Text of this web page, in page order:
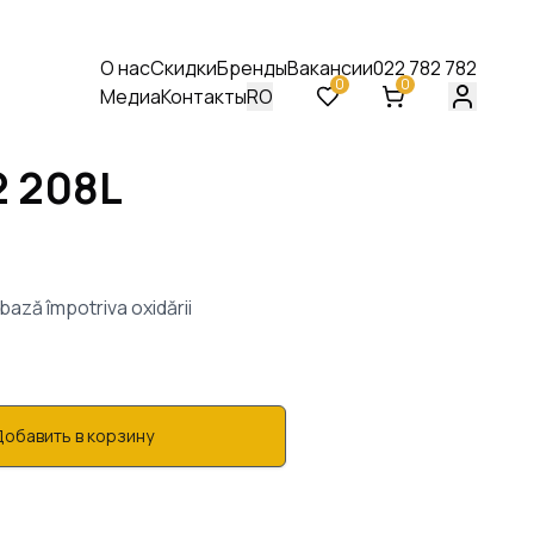
Масла для коммерческого
транспорта
Оборудование
О насСкидкиБрендыВакансии022 782 782
МедиаКонтактыRO 0 0
208L
împotriva oxidării
в корзину